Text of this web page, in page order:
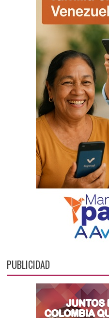
PUBLICIDAD